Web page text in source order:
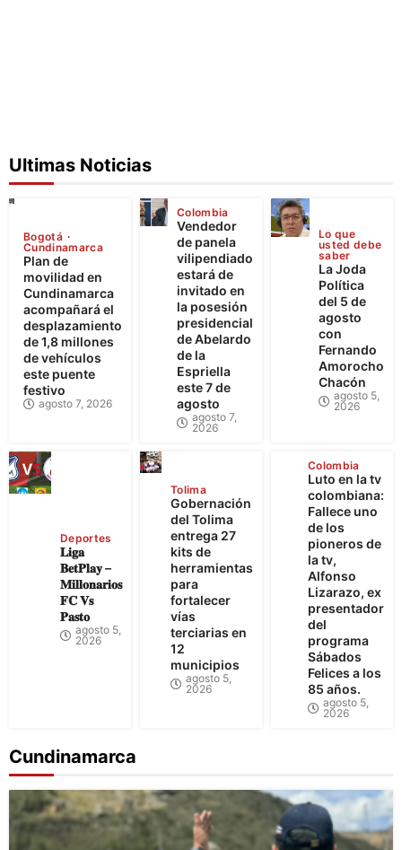
Ultimas Noticias
Bogotá
Cundinamarca
Plan de
movilidad en
Cundinamarca
acompañará el
desplazamiento
de 1,8 millones
de vehículos
este puente
festivo
agosto 7, 2026
Colombia
Vendedor
de panela
vilipendiado
estará de
invitado en
la posesión
presidencial
de Abelardo
de la
Espriella
este 7 de
agosto
agosto 7,
2026
Lo que
usted debe
saber
La Joda
Política
del 5 de
agosto
con
Fernando
Amorocho
Chacón
agosto 5,
2026
Deportes
𝐋𝐢𝐠𝐚
𝐁𝐞𝐭𝐏𝐥𝐚𝐲 –
𝐌𝐢𝐥𝐥𝐨𝐧𝐚𝐫𝐢𝐨𝐬
𝐅𝐂 𝐕𝐬
𝐏𝐚𝐬𝐭𝐨
agosto 5,
2026
Tolima
Gobernación
del Tolima
entrega 27
kits de
herramientas
para
fortalecer
vías
terciarias en
12
municipios
agosto 5,
2026
Colombia
Luto en la tv
colombiana:
Fallece uno
de los
pioneros de
la tv,
Alfonso
Lizarazo, ex
presentador
del
programa
Sábados
Felices a los
85 años.
agosto 5,
2026
Cundinamarca